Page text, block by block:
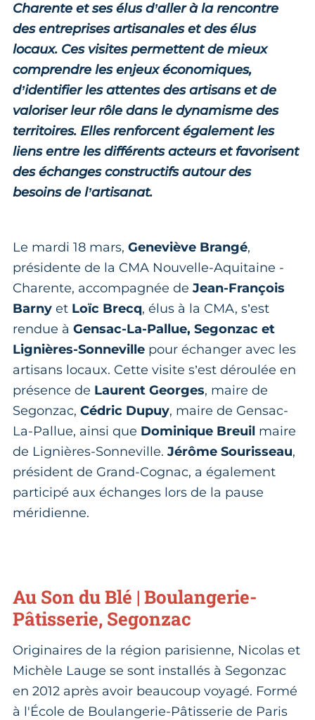
Charente et ses élus d’aller à la rencontre
des entreprises artisanales et des élus
locaux. Ces visites permettent de mieux
comprendre les enjeux économiques,
d’identifier les attentes des artisans et de
valoriser leur rôle dans le dynamisme des
territoires. Elles renforcent également les
liens entre les différents acteurs et favorisent
des échanges constructifs autour des
besoins de l’artisanat.
Le mardi 18 mars, Geneviève Brangé,
présidente de la CMA Nouvelle-Aquitaine -
Charente, accompagnée de Jean-François
Barny et Loïc Brecq, élus à la CMA, s’est
rendue à Gensac-La-Pallue, Segonzac et
Lignières-Sonneville pour échanger avec les
artisans locaux. Cette visite s’est déroulée en
présence de Laurent Georges, maire de
Segonzac, Cédric Dupuy, maire de Gensac-
La-Pallue, ainsi que Dominique Breuil maire
de Lignières-Sonneville. Jérôme Sourisseau,
président de Grand-Cognac, a également
participé aux échanges lors de la pause
méridienne.
Au Son du Blé | Boulangerie-
Pâtisserie, Segonzac
Originaires de la région parisienne, Nicolas et
Michèle Lauge se sont installés à Segonzac
en 2012 après avoir beaucoup voyagé. Formé
à l'École de Boulangerie-Pâtisserie de Paris